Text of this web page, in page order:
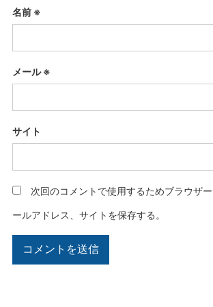
名前 ※
メール※
サイト
次回のコメントで使用するためブラウザ
ールアドレス、サイトを保存する。